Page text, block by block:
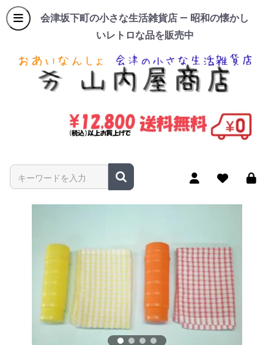
会津坂下町の小さな生活雑貨店 — 昭和の懐かし
いレトロな品を販売中
商品名やキーワードを入力